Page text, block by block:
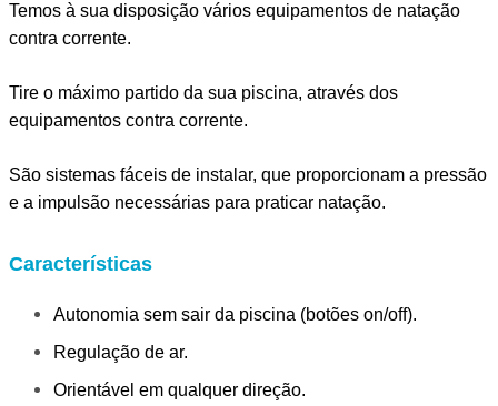
Temos à sua disposição vários equipamentos de natação
contra corrente.
Tire o máximo partido da sua piscina, através dos
equipamentos contra corrente.
São sistemas fáceis de instalar, que proporcionam a pressão
e a impulsão necessárias para praticar natação.
Características
Autonomia sem sair da piscina (botões on/off).
Regulação de ar.
Orientável em qualquer direção.